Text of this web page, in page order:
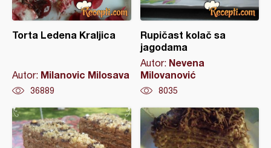
Torta Ledena Kraljica
Autor: Milanovic Milosava
36889
Rupičast kolač sa
jagodama
Autor: Nevena
Milovanović
8035